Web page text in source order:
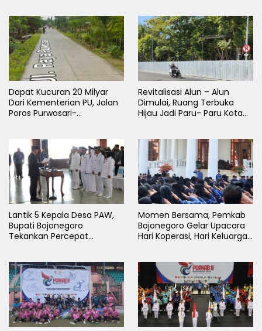
Dapat Kucuran 20 Milyar
Dari Kementerian PU, Jalan
Poros Purwosari-
Revitalisasi Alun – Alun
Dimulai, Ruang Terbuka
Hijau Jadi Paru- Paru Kota
Lantik 5 Kepala Desa PAW,
Bupati Bojonegoro
Tekankan Percepat
Momen Bersama, Pemkab
Bojonegoro Gelar Upacara
Hari Koperasi, Hari Keluarga